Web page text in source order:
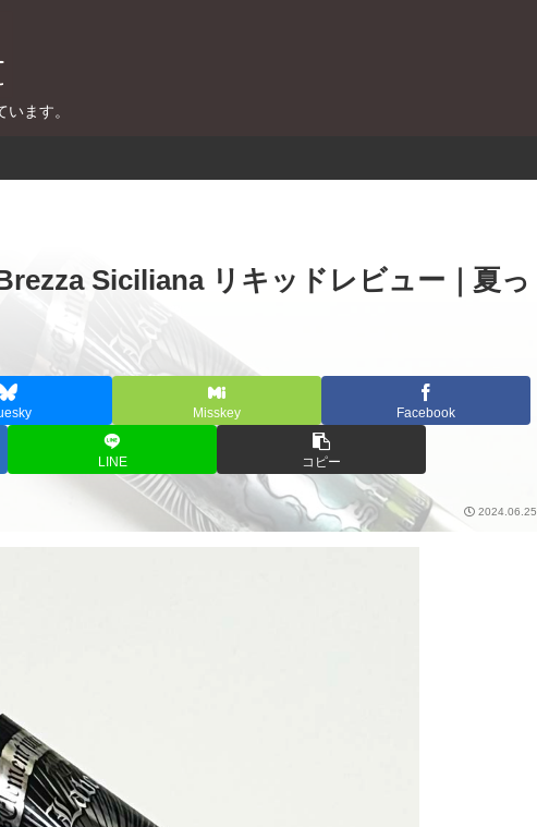
ます。
Siciliana リキッドレビュー｜夏っ
Misskey Facebook
LINE コピー
2024.06.25